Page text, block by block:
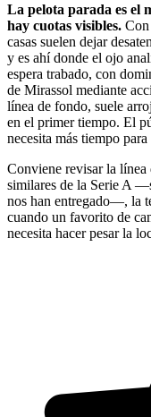
La pelota parada es el
hay cuotas visibles. Con
casas suelen dejar
y es ahí donde el ojo
espera trabado, con
de Mirassol mediante
línea de fondo, suele
en el primer tiempo. El
necesita más tiempo para
Conviene revisar la línea
similares de la Serie A
nos han entregado—, la
cuando un favorito de
necesita hacer pesar la